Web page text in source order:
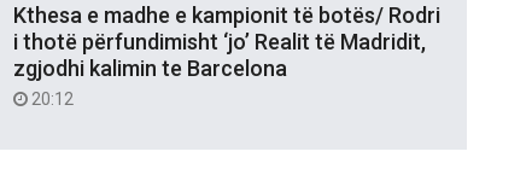
Kthesa e madhe e kampionit të botës/ Rodri
i thotë përfundimisht ‘jo’ Realit të Madridit,
zgjodhi kalimin te Barcelona
20:12